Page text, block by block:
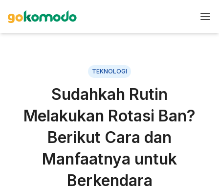
TEKNOLOGI
Sudahkah Rutin
Melakukan Rotasi Ban?
Berikut Cara dan
Manfaatnya untuk
Berkendara